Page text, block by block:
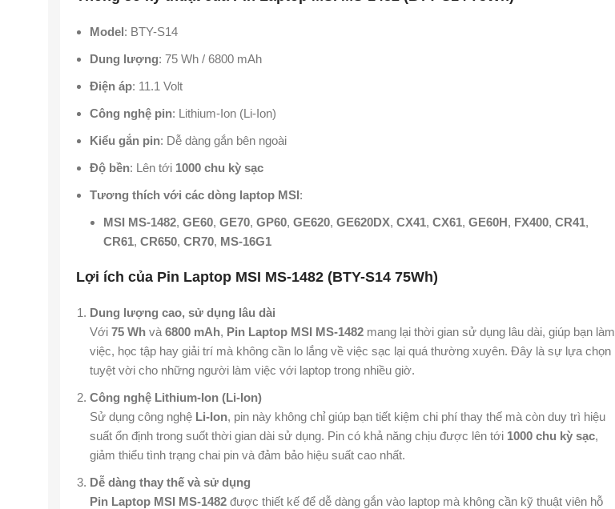
Model: BTY-S14
Dung lượng: 75 Wh / 6800 mAh
Điện áp: 11.1 Volt
Công nghệ pin: Lithium-Ion (Li-Ion)
Kiểu gắn pin: Dễ dàng gắn bên ngoài
Độ bền: Lên tới 1000 chu kỳ sạc
Tương thích với các dòng laptop MSI:
MSI MS-1482, GE60, GE70, GP60, GE620, GE620DX, CX41, CX61, GE60H, FX400, CR41,
CR61, CR650, CR70, MS-16G1
Lợi ích của Pin Laptop MSI MS-1482 (BTY-S14 75Wh)
Dung lượng cao, sử dụng lâu dài
Với 75 Wh và 6800 mAh, Pin Laptop MSI MS-1482 mang lại thời gian sử dụng lâu dài, giúp bạn làm
việc, học tập hay giải trí mà không cần lo lắng về việc sạc lại quá thường xuyên. Đây là sự lựa chọn
tuyệt vời cho những người làm việc với laptop trong nhiều giờ.
Công nghệ Lithium-Ion (Li-Ion)
Sử dụng công nghệ Li-Ion, pin này không chỉ giúp bạn tiết kiệm chi phí thay thế mà còn duy trì hiệu
suất ổn định trong suốt thời gian dài sử dụng. Pin có khả năng chịu được lên tới 1000 chu kỳ sạc,
giảm thiểu tình trạng chai pin và đảm bảo hiệu suất cao nhất.
Dễ dàng thay thế và sử dụng
Pin Laptop MSI MS-1482 được thiết kế để dễ dàng gắn vào laptop mà không cần kỹ thuật viên hỗ